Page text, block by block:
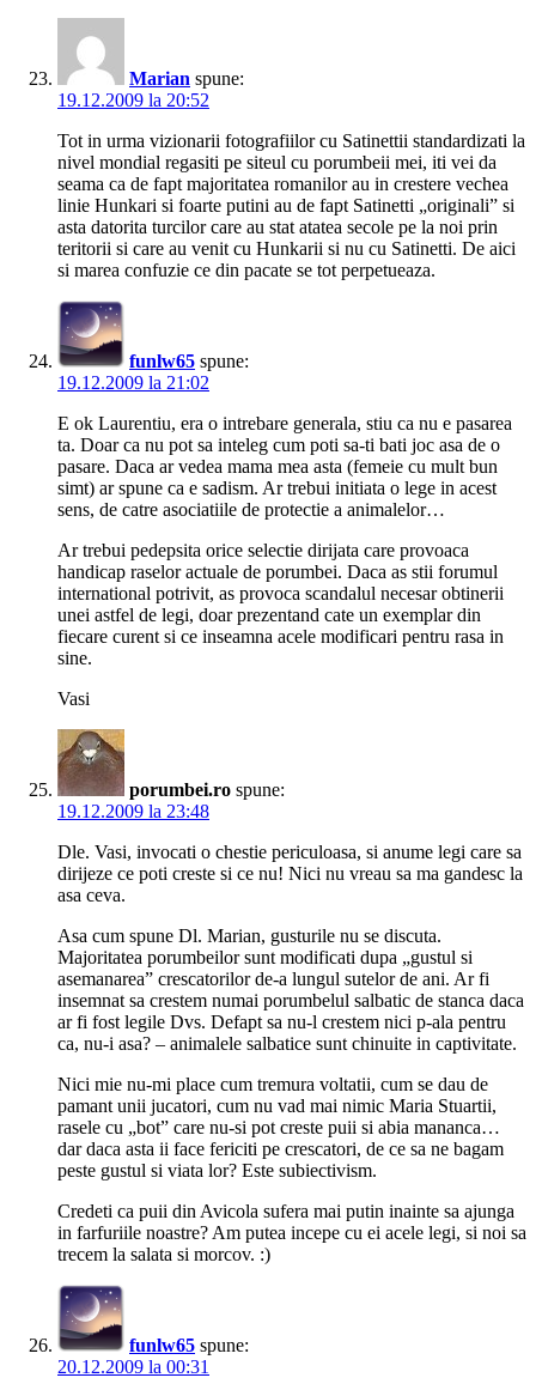
Marian spune:
19.12.2009 la 20:52
Tot in urma vizionarii fotografiilor cu Satinettii standardizati la
nivel mondial regasiti pe siteul cu porumbeii mei, iti vei da
seama ca de fapt majoritatea romanilor au in crestere vechea
linie Hunkari si foarte putini au de fapt Satinetti „originali” si
asta datorita turcilor care au stat atatea secole pe la noi prin
teritorii si care au venit cu Hunkarii si nu cu Satinetti. De aici
si marea confuzie ce din pacate se tot perpetueaza.
funlw65 spune:
19.12.2009 la 21:02
E ok Laurentiu, era o intrebare generala, stiu ca nu e pasarea
ta. Doar ca nu pot sa inteleg cum poti sa-ti bati joc asa de o
pasare. Daca ar vedea mama mea asta (femeie cu mult bun
simt) ar spune ca e sadism. Ar trebui initiata o lege in acest
sens, de catre asociatiile de protectie a animalelor…
Ar trebui pedepsita orice selectie dirijata care provoaca
handicap raselor actuale de porumbei. Daca as stii forumul
international potrivit, as provoca scandalul necesar obtinerii
unei astfel de legi, doar prezentand cate un exemplar din
fiecare curent si ce inseamna acele modificari pentru rasa in
sine.
Vasi
porumbei.ro spune:
19.12.2009 la 23:48
Dle. Vasi, invocati o chestie periculoasa, si anume legi care sa
dirijeze ce poti creste si ce nu! Nici nu vreau sa ma gandesc la
asa ceva.
Asa cum spune Dl. Marian, gusturile nu se discuta.
Majoritatea porumbeilor sunt modificati dupa „gustul si
asemanarea” crescatorilor de-a lungul sutelor de ani. Ar fi
insemnat sa crestem numai porumbelul salbatic de stanca daca
ar fi fost legile Dvs. Defapt sa nu-l crestem nici p-ala pentru
ca, nu-i asa? – animalele salbatice sunt chinuite in captivitate.
Nici mie nu-mi place cum tremura voltatii, cum se dau de
pamant unii jucatori, cum nu vad mai nimic Maria Stuartii,
rasele cu „bot” care nu-si pot creste puii si abia mananca…
dar daca asta ii face fericiti pe crescatori, de ce sa ne bagam
peste gustul si viata lor? Este subiectivism.
Credeti ca puii din Avicola sufera mai putin inainte sa ajunga
in farfuriile noastre? Am putea incepe cu ei acele legi, si noi sa
trecem la salata si morcov. :)
funlw65 spune:
20.12.2009 la 00:31